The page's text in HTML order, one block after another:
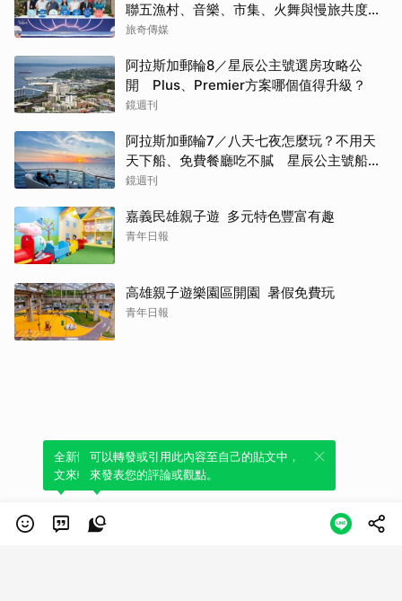
聯五漁村、音樂、市集、火舞與慢旅共度夏
夜
旅奇傳媒
阿拉斯加郵輪8／星辰公主號選房攻略公
開 Plus、Premier方案哪個值得升級？
鏡週刊
阿拉斯加郵輪7／八天七夜怎麼玩？不用天
天下船、免費餐廳吃不膩 星辰公主號船上
一日生活公開
鏡週刊
嘉義民雄親子遊 多元特色豐富有趣
青年日報
高雄親子遊樂園區開園 暑假免費玩
青年日報
全新體驗！一鍵引用此內容，透過發布貼
文來輕鬆表達個人立場。
可以轉發或引用此內容至自己的貼文中，
來發表您的評論或觀點。